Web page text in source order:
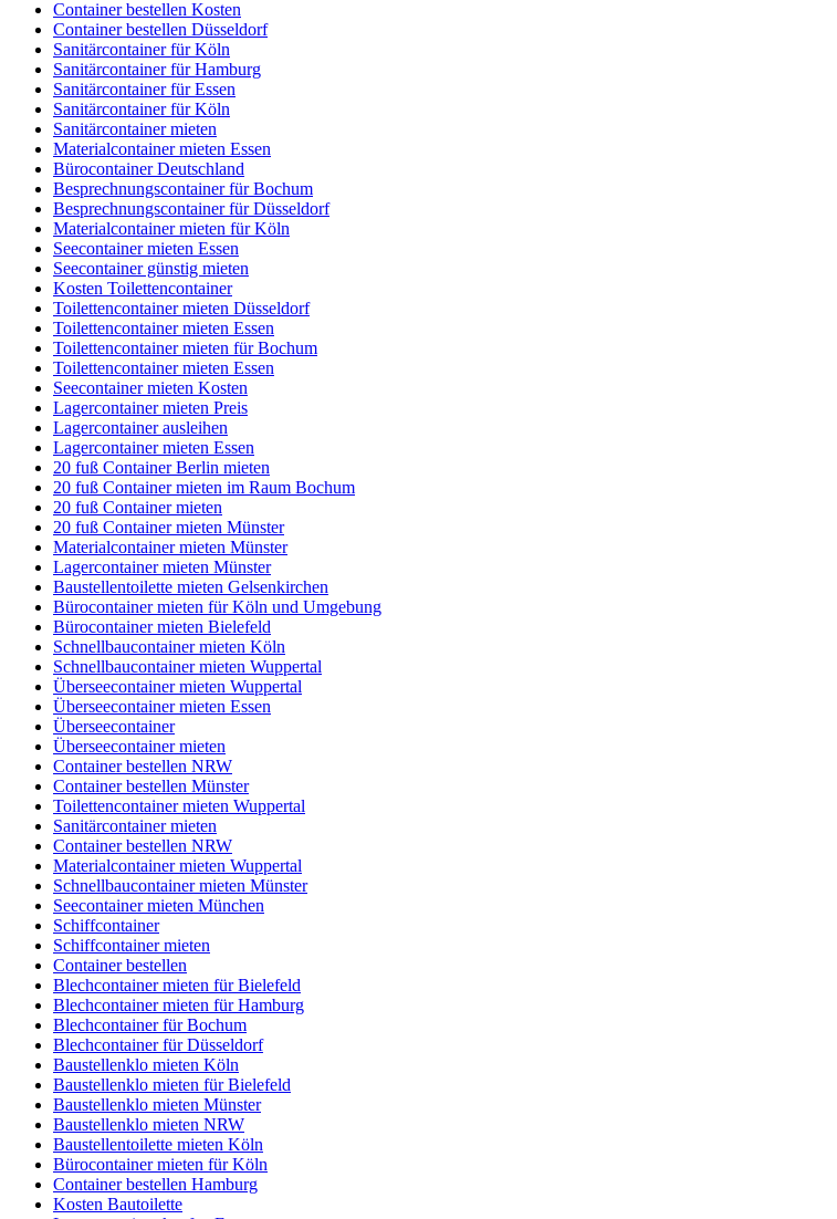
Container bestellen Kosten
Container bestellen Düsseldorf
Sanitärcontainer für Köln
Sanitärcontainer für Hamburg
Sanitärcontainer für Essen
Sanitärcontainer für Köln
Sanitärcontainer mieten
Materialcontainer mieten Essen
Bürocontainer Deutschland
Besprechnungscontainer für Bochum
Besprechnungscontainer für Düsseldorf
Materialcontainer mieten für Köln
Seecontainer mieten Essen
Seecontainer günstig mieten
Kosten Toilettencontainer
Toilettencontainer mieten Düsseldorf
Toilettencontainer mieten Essen
Toilettencontainer mieten für Bochum
Toilettencontainer mieten Essen
Seecontainer mieten Kosten
Lagercontainer mieten Preis
Lagercontainer ausleihen
Lagercontainer mieten Essen
20 fuß Container Berlin mieten
20 fuß Container mieten im Raum Bochum
20 fuß Container mieten
20 fuß Container mieten Münster
Materialcontainer mieten Münster
Lagercontainer mieten Münster
Baustellentoilette mieten Gelsenkirchen
Bürocontainer mieten für Köln und Umgebung
Bürocontainer mieten Bielefeld
Schnellbaucontainer mieten Köln
Schnellbaucontainer mieten Wuppertal
Überseecontainer mieten Wuppertal
Überseecontainer mieten Essen
Überseecontainer
Überseecontainer mieten
Container bestellen NRW
Container bestellen Münster
Toilettencontainer mieten Wuppertal
Sanitärcontainer mieten
Container bestellen NRW
Materialcontainer mieten Wuppertal
Schnellbaucontainer mieten Münster
Seecontainer mieten München
Schiffcontainer
Schiffcontainer mieten
Container bestellen
Blechcontainer mieten für Bielefeld
Blechcontainer mieten für Hamburg
Blechcontainer für Bochum
Blechcontainer für Düsseldorf
Baustellenklo mieten Köln
Baustellenklo mieten für Bielefeld
Baustellenklo mieten Münster
Baustellenklo mieten NRW
Baustellentoilette mieten Köln
Bürocontainer mieten für Köln
Container bestellen Hamburg
Kosten Bautoilette